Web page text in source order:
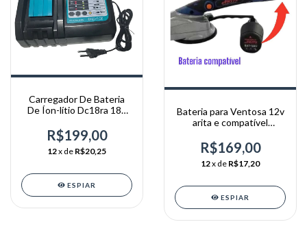
Carregador De Bateria
De Íon-lítio Dc18ra 18v
R$199,00
12x de R$20,25
ESPIAR
Bateria para Ventosa 12v
arita e compatível
R$169,00
12x de R$17,20
ESPIAR